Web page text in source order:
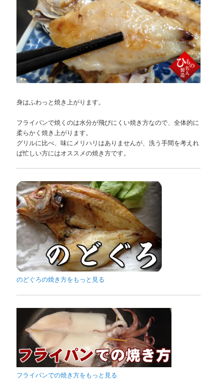
身はふわっと焼き上がります。
フライパンで焼くのは水分が飛びにくい焼き方なので、全体的に
柔らかく焼き上がります。
グリルに比べ、味にメリハリはありませんが、洗う手間を考えれ
ば忙しい方にはオススメの焼き方です。
のどぐろの焼き方をもっと見る
フライパンでの焼き方をもっと見る